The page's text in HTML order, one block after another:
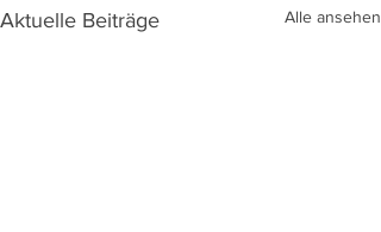
Aktuelle Beiträge Alle ansehen